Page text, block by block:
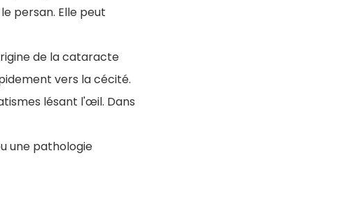
persan. Elle peut
de la cataracte
vers la cécité.
lésant l'œil. Dans
une pathologie